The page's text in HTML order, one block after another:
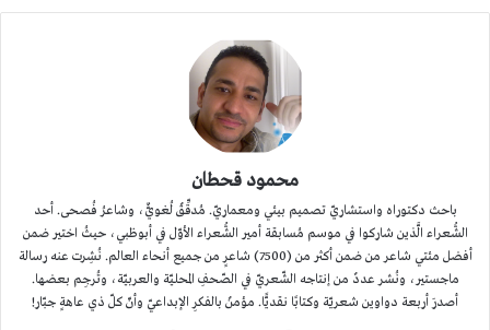
محمود قحطان
باحث دكتوراه واستشاريّ تصميم بيئي ومعماريّ. مُدقِّقٌ لُغويٌّ، وشاعرُ فُصحى. أحد
الشُّعراء الَّذين شاركوا في موسم مُسابقة أمير الشُّعراء الأوّل في أبوظبي، حيثُ اختير ضمن
أفضل مئتي شاعر من ضمن أكثر من (7500) شاعرٍ من جميع أنحاء العالم. نُشِرت عنه رسالة
ماجستير، ونُشر عددٌ من إنتاجه الشّعريّ في الصّحفِ المحليّة والعربيّة، وتُرجِم بعضها.
أصدرَ أربعة دواوين شعريّة وكتابًا نقديًّا. مؤمنٌ بالفكرِ الإبداعيّ وأنّ كلّ ذي عاهةٍ جبّار!